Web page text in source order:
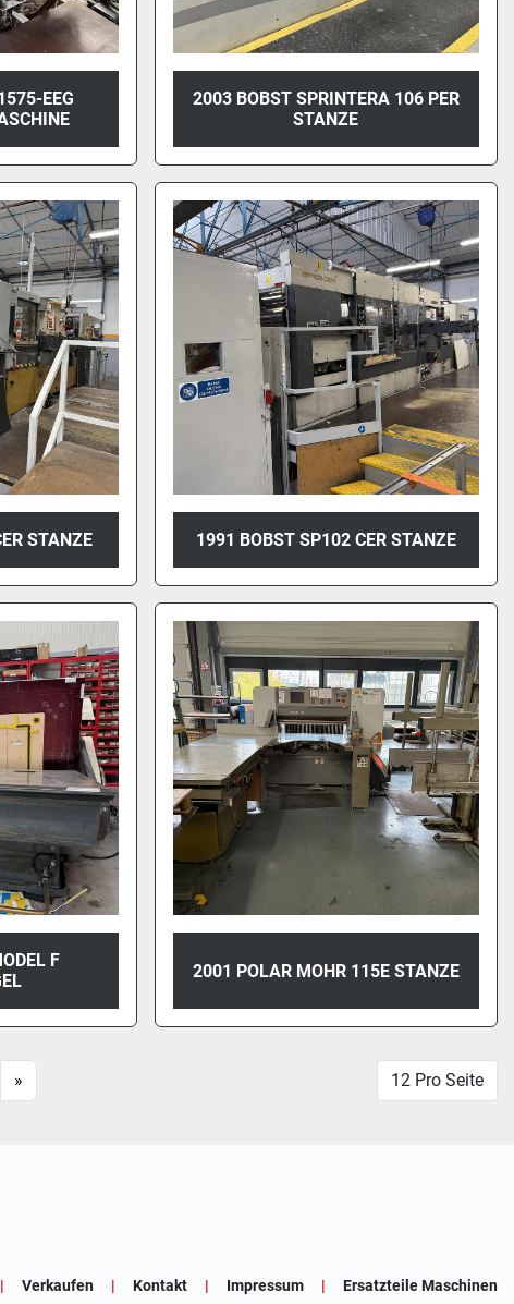
EEG
2003 BOBST SPRINTERA 106 PER
STANZE
STANZE 1991 BOBST SP102 CER STANZE
F
2001 POLAR MOHR 115E STANZE
» 12 Pro Seite
Verkaufen Kontakt Impressum Ersatzteile Maschinen